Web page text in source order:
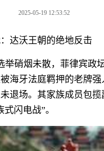
2025-05-19 12:53:52
达沃王朝的绝地反击
举硝烟未散，菲律宾政
海牙法庭羁押的老牌
场。其家族成员包揽
闪电战”。